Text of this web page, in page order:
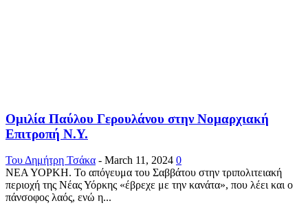
Ομιλία Παύλου Γερουλάνου στην Νομαρχιακή
Επιτροπή Ν.Υ.
Του Δημήτρη Τσάκα - March 11, 2024 0
ΝΕΑ ΥΟΡΚΗ. Το απόγευμα του Σαββάτου στην τριπολιτειακή
περιοχή της Νέας Υόρκης «έβρεχε με την κανάτα», που λέει και ο
πάνσοφος λαός, ενώ η...